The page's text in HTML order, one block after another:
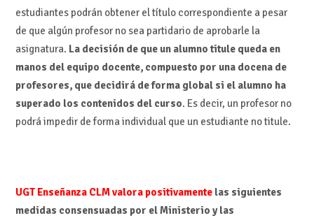
estudiantes podrán obtener el título correspondiente a pesar
de que algún profesor no sea partidario de aprobarle la
asignatura. La decisión de que un alumno titule queda en
manos del equipo docente, compuesto por una docena de
profesores, que decidirá de forma global si el alumno ha
superado los contenidos del curso. Es decir, un profesor no
podrá impedir de forma individual que un estudiante no titule.
UGT Enseñanza CLM valora positivamente las siguientes
medidas consensuadas por el Ministerio y las